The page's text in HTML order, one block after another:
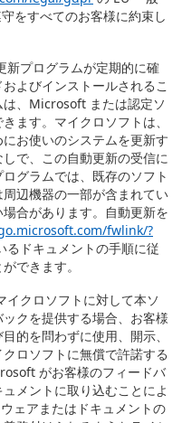
をすべてのお客様に約束し
新プログラムが定期的に確
よびインストールされるこ
は、Microsoft または認定ソ
ます。マイクロソフトは、
お使いのシステムを更新す
で、この自動更新の受信に
グラムでは、既存のソフト
辺機器の一部が含まれてい
合があります。自動更新を
fwlink/?
るドキュメントの手順に従
できます。
イクロソフトに対して本ソ
クを提供する場合、お客様
的を問わずに使用、開示、
ロソフトに無償で許諾する
がお客様のフィードバ
メントに取り込むことによ
ェアまたはドキュメントの